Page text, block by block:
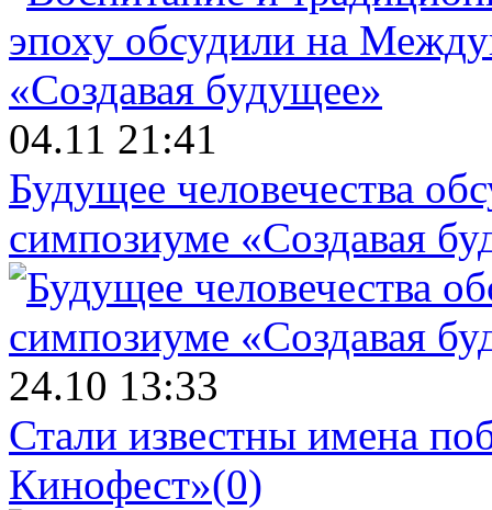
04.11 21:41
Будущее человечества
симпозиуме «Создавая
24.10 13:33
Стали известны имена
Кинофест»(0)